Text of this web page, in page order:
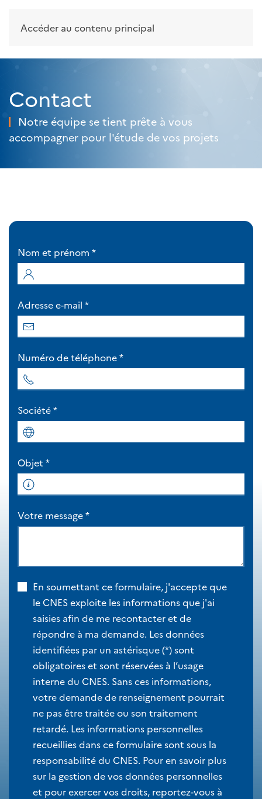
Accéder au contenu principal
Contact
Notre équipe se tient prête à vous
accompagner pour l'étude de vos projets
Nom et prénom *
Adresse e-mail *
Numéro de téléphone*
Société*
Objet *
Votre message*
En soumettant ce formulaire, j'accepte que
le CNES exploite les informations que j'ai
saisies afin de me recontacter et de
répondre à ma demande. Les données
identifiées par un astérisque (*) sont
obligatoires et sont réservées à l’usage
interne du CNES. Sans ces informations,
votre demande de renseignement pourrait
ne pas être traitée ou son traitement
retardé. Les informations personnelles
recueillies dans ce formulaire sont sous la
responsabilité du CNES. Pour en savoir plus
sur la gestion de vos données personnelles
et pour exercer vos droits, reportez-vous à